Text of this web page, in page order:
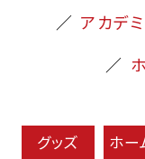
アカデ
グッズ ホー